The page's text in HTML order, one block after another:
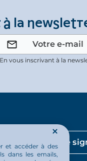
à la
En vous inscrivant à la
Je
et accéder à des
dans les emails,